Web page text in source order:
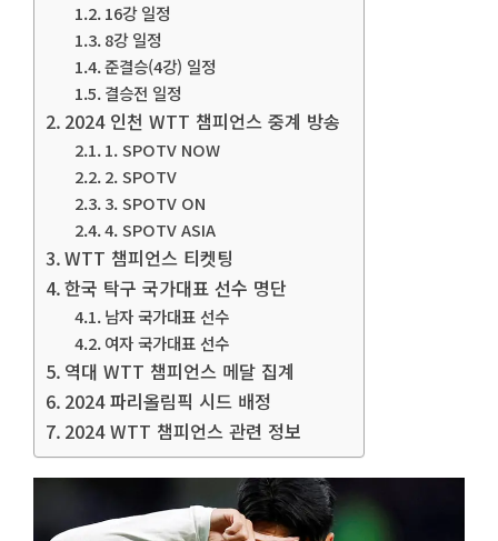
16강 일정
8강 일정
준결승(4강) 일정
결승전 일정
2024 인천 WTT 챔피언스 중계 방송
1. SPOTV NOW
2. SPOTV
3. SPOTV ON
4. SPOTV ASIA
WTT 챔피언스 티켓팅
한국 탁구 국가대표 선수 명단
남자 국가대표 선수
여자 국가대표 선수
역대 WTT 챔피언스 메달 집계
2024 파리올림픽 시드 배정
2024 WTT 챔피언스 관련 정보